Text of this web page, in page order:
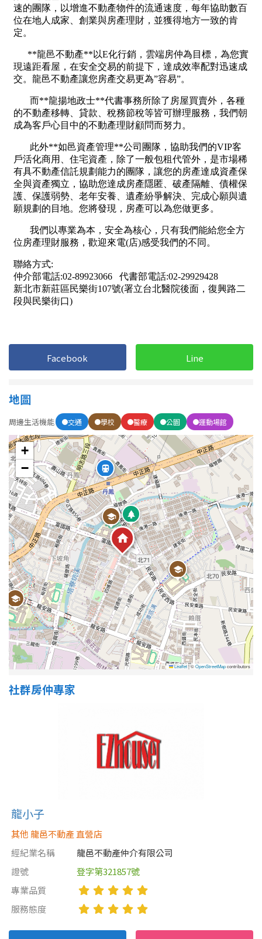
~ 樓
不拘
1房
2房 3房
4房 5房以上
屋齡
不拘
5 年以下
5-10 年 10-20 年
20-30 年 30-40 年
40 年以上
售價
Facebook Line
地圖
周邊生活機能 交通 學校 醫療 公園 運動場館
+
−
Leaflet|©OpenStreetMapcontributors
社群房仲專家
龍小子
其他 龍邑不動產 直營店
經紀業名稱
龍邑不動產仲介有限公司
證號
登字第321857號
專業品質
服務態度